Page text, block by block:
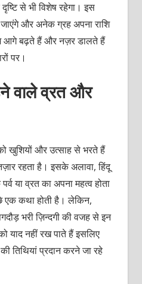
दृष्टि से भी विशेष रहेगा। इस
जाएंगे और अनेक ग्रह अपना राशि
आगे बढ़ते हैं और नज़र डालते हैं
पर।
वाले व्रत और
खुशियों और उत्साह से भरते हैं
रहता है। इसके अलावा, हिंदू
या व्रत का अपना महत्व होता
एक कथा होती है। लेकिन,
भरी ज़िन्दगी की वजह से इन
याद नहीं रख पाते हैं इसलिए
तिथियां प्रदान करने जा रहे